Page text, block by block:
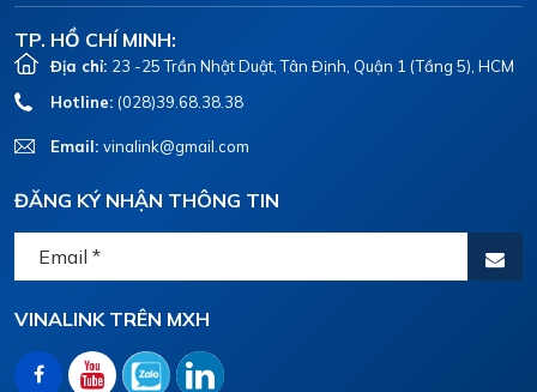
TP. HỒ CHÍ MINH:
Địa chỉ: 23 -25 Trần Nhật Duật, Tân Định, Quận 1 (Tầng 5), HCM
Hotline: (028)39.68.38.38
Email: vinalink@gmail.com
ĐĂNG KÝ NHẬN THÔNG TIN
VINALINK TRÊN MXH